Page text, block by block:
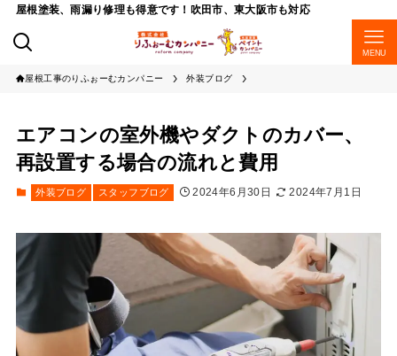
屋根塗装、雨漏り修理も得意です！吹田市、東大阪市も対応
MENU
屋根工事のりふぉーむカンパニー 外装ブログ
エアコンの室外機やダクトのカバー、
再設置する場合の流れと費用
外装ブログ スタッフブログ 2024年6月30日 2024年7月1日